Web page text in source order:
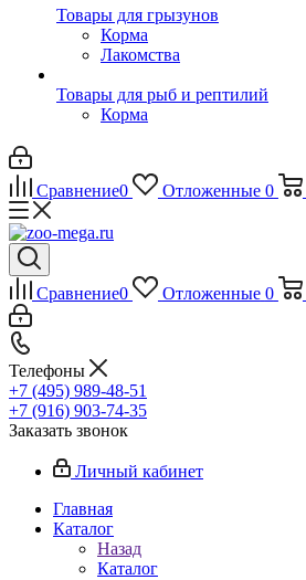
Товары для грызунов
Корма
Лакомства
Товары для рыб и рептилий
Корма
Сравнение0 Отложенные 0
Сравнение0 Отложенные 0
Телефоны
+7 (495) 989-48-51
+7 (916) 903-74-35
Заказать звонок
Личный кабинет
Главная
Каталог
Назад
Каталог